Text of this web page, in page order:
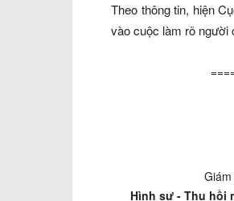
Theo thông tin, hiện
vào cuộc làm rõ người
Hình sự - Thu hồi